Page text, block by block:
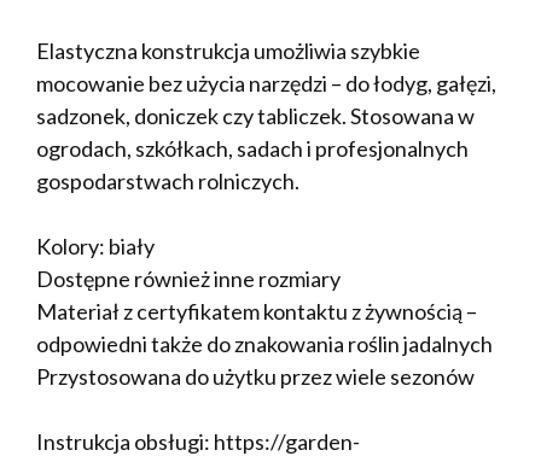
Elastyczna konstrukcja umożliwia szybkie
mocowanie bez użycia narzędzi – do łodyg, gałęzi,
sadzonek, doniczek czy tabliczek. Stosowana w
ogrodach, szkółkach, sadach i profesjonalnych
gospodarstwach rolniczych.
Kolory: biały
Dostępne również inne rozmiary
Materiał z certyfikatem kontaktu z żywnością –
odpowiedni także do znakowania roślin jadalnych
Przystosowana do użytku przez wiele sezonów
Instrukcja obsługi: https://garden-